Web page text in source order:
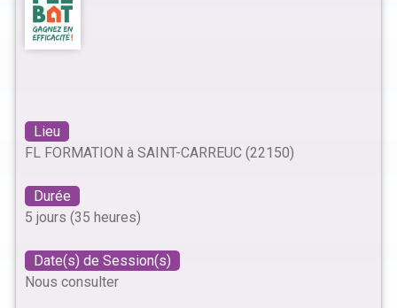
Lieu
FL FORMATION à SAINT-CARREUC (22150)
Durée
5 jours (35 heures)
Date(s) de Session(s)
Nous consulter